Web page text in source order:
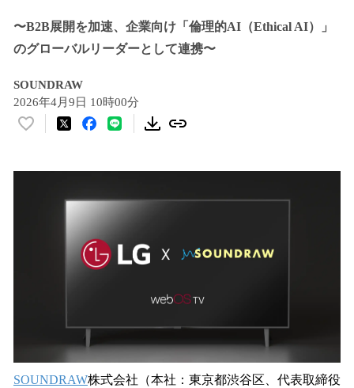
〜B2B展開を加速、企業向け「倫理的AI（Ethical AI）」
のグローバルリーダーとして連携〜
SOUNDRAW
2026年4月9日 10時00分
い
SOUNDRAW株式会社（本社：東京都渋谷区、代表取締役